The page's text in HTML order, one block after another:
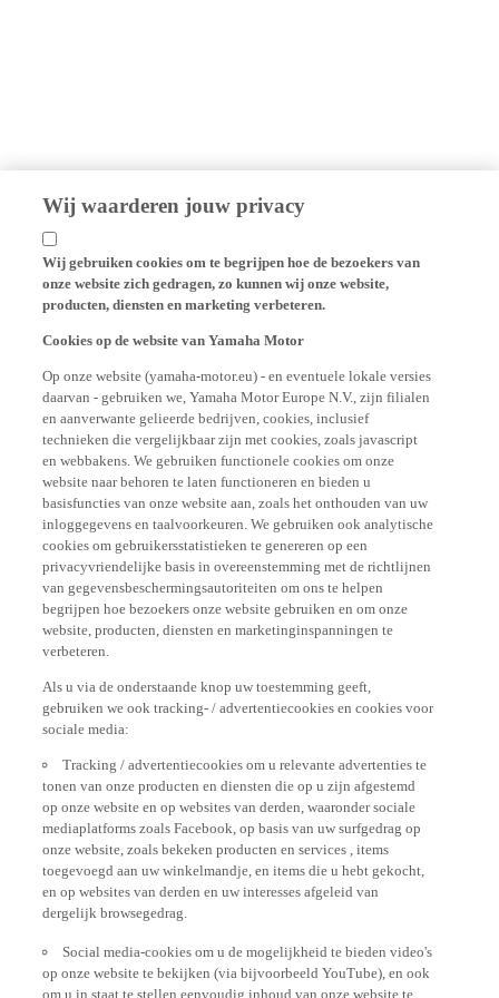
Wij waarderen jouw privacy
Wij gebruiken cookies om te begrijpen hoe de bezoekers van
onze website zich gedragen, zo kunnen wij onze website,
producten, diensten en marketing verbeteren.
daarvan - gebruiken we, Yamaha Motor Europe N.V., zijn filialen
en aanverwante gelieerde bedrijven, cookies, inclusief
technieken die vergelijkbaar zijn met cookies, zoals javascript
en webbakens. We gebruiken functionele cookies om onze
website naar behoren te laten functioneren en bieden u
basisfuncties van onze website aan, zoals het onthouden van uw
inloggegevens en taalvoorkeuren. We gebruiken ook analytische
cookies om gebruikersstatistieken te genereren op een
privacyvriendelijke basis in overeenstemming met de richtlijnen
van gegevensbeschermingsautoriteiten om ons te helpen
begrijpen hoe bezoekers onze website gebruiken en om onze
website, producten, diensten en marketinginspanningen te
verbeteren.
gebruiken we ook tracking- / advertentiecookies en cookies voor
sociale media:
tonen van onze producten en diensten die op u zijn afgestemd
op onze website en op websites van derden, waaronder sociale
mediaplatforms zoals Facebook, op basis van uw surfgedrag op
onze website, zoals bekeken producten en services , items
toegevoegd aan uw winkelmandje, en items die u hebt gekocht,
en op websites van derden en uw interesses afgeleid van
dergelijk browsegedrag.
op onze website te bekijken (via bijvoorbeeld YouTube), en ook
om u in staat te stellen eenvoudig inhoud van onze website te